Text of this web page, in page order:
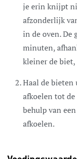
je erin knijpt
afzonderlijk
in de oven. De
minuten,
kleiner de biet,
Haal de bieten
afkoelen tot
behulp van
afkoelen.